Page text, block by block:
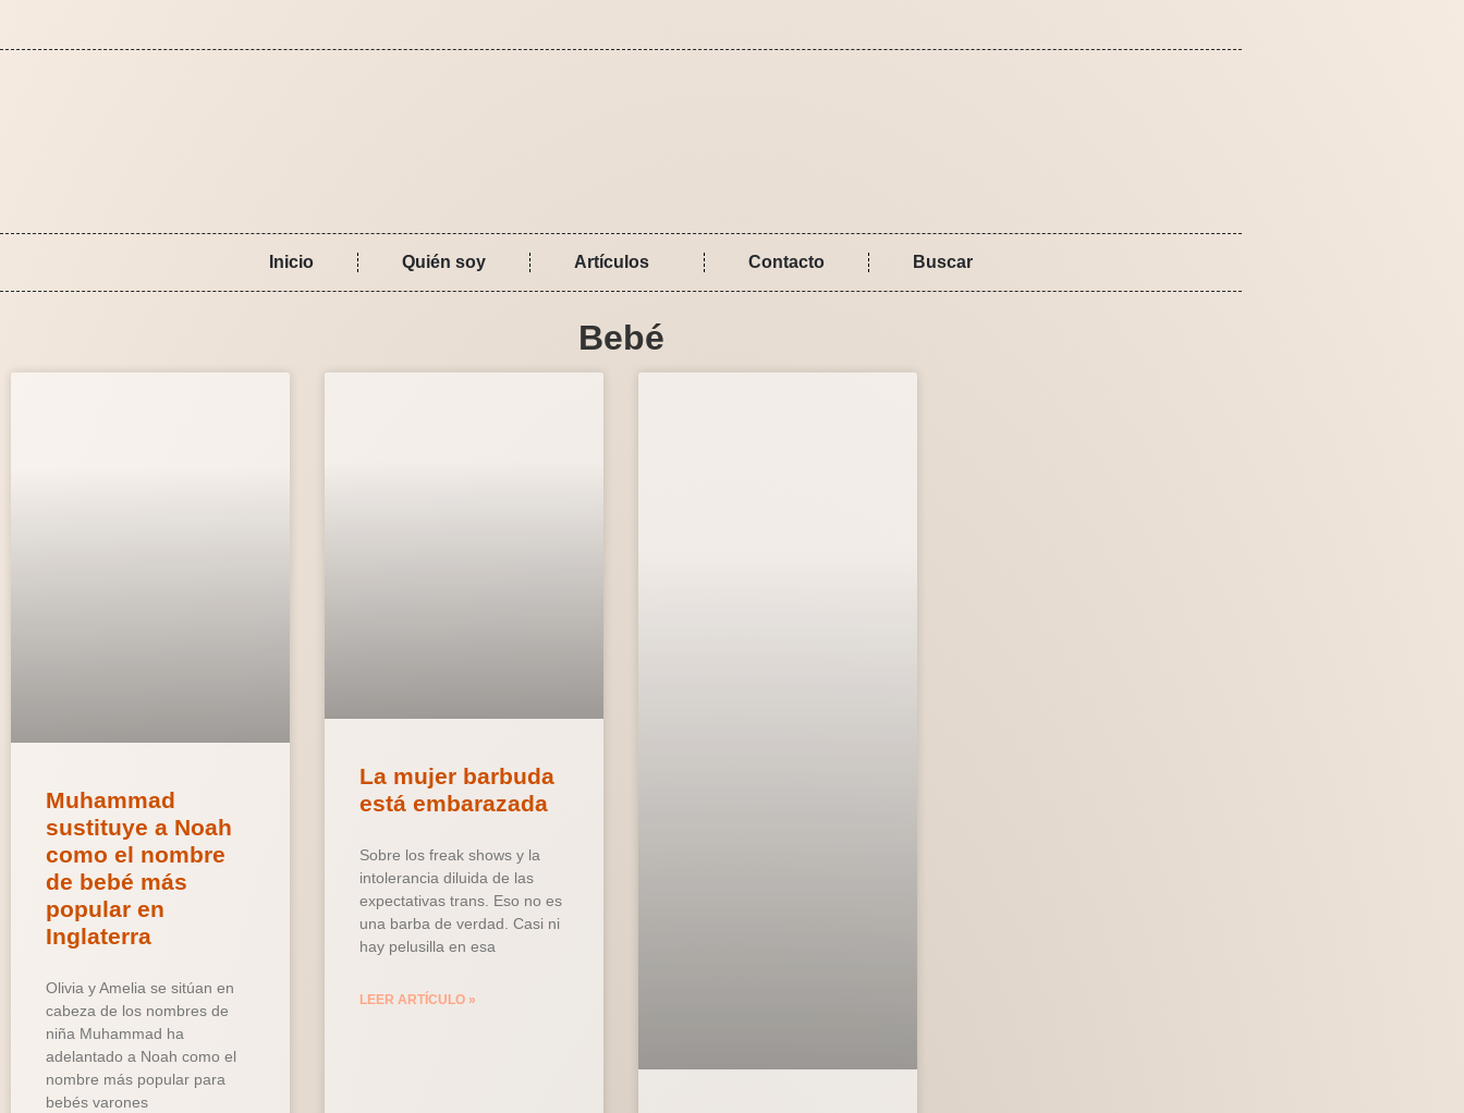
Inicio Quién soy Artículos Contacto Buscar
Bebé
Muhammad
sustituye a Noah
como el nombre
de bebé más
popular en
Inglaterra
Olivia y Amelia se sitúan en
cabeza de los nombres de
niña Muhammad ha
adelantado a Noah como el
nombre más popular para
bebés varones
La mujer barbuda
está embarazada
Sobre los freak shows y la
intolerancia diluida de las
expectativas trans. Eso no es
una barba de verdad. Casi ni
hay pelusilla en esa
LEER ARTÍCULO »